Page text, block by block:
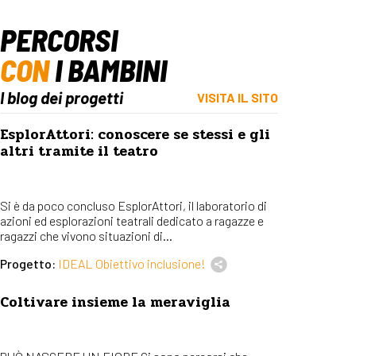
PERCORSI
CONI BAMBINI
I blog dei progetti VISITA IL SITO
EsplorAttori: conoscere se stessi e gli
altri tramite il teatro
Si è da poco concluso EsplorAttori, il laboratorio di
azioni ed esplorazioni teatrali dedicato a ragazze e
ragazzi che vivono situazioni di...
Progetto: IDEAL Obiettivo inclusione!
Coltivare insieme la meraviglia